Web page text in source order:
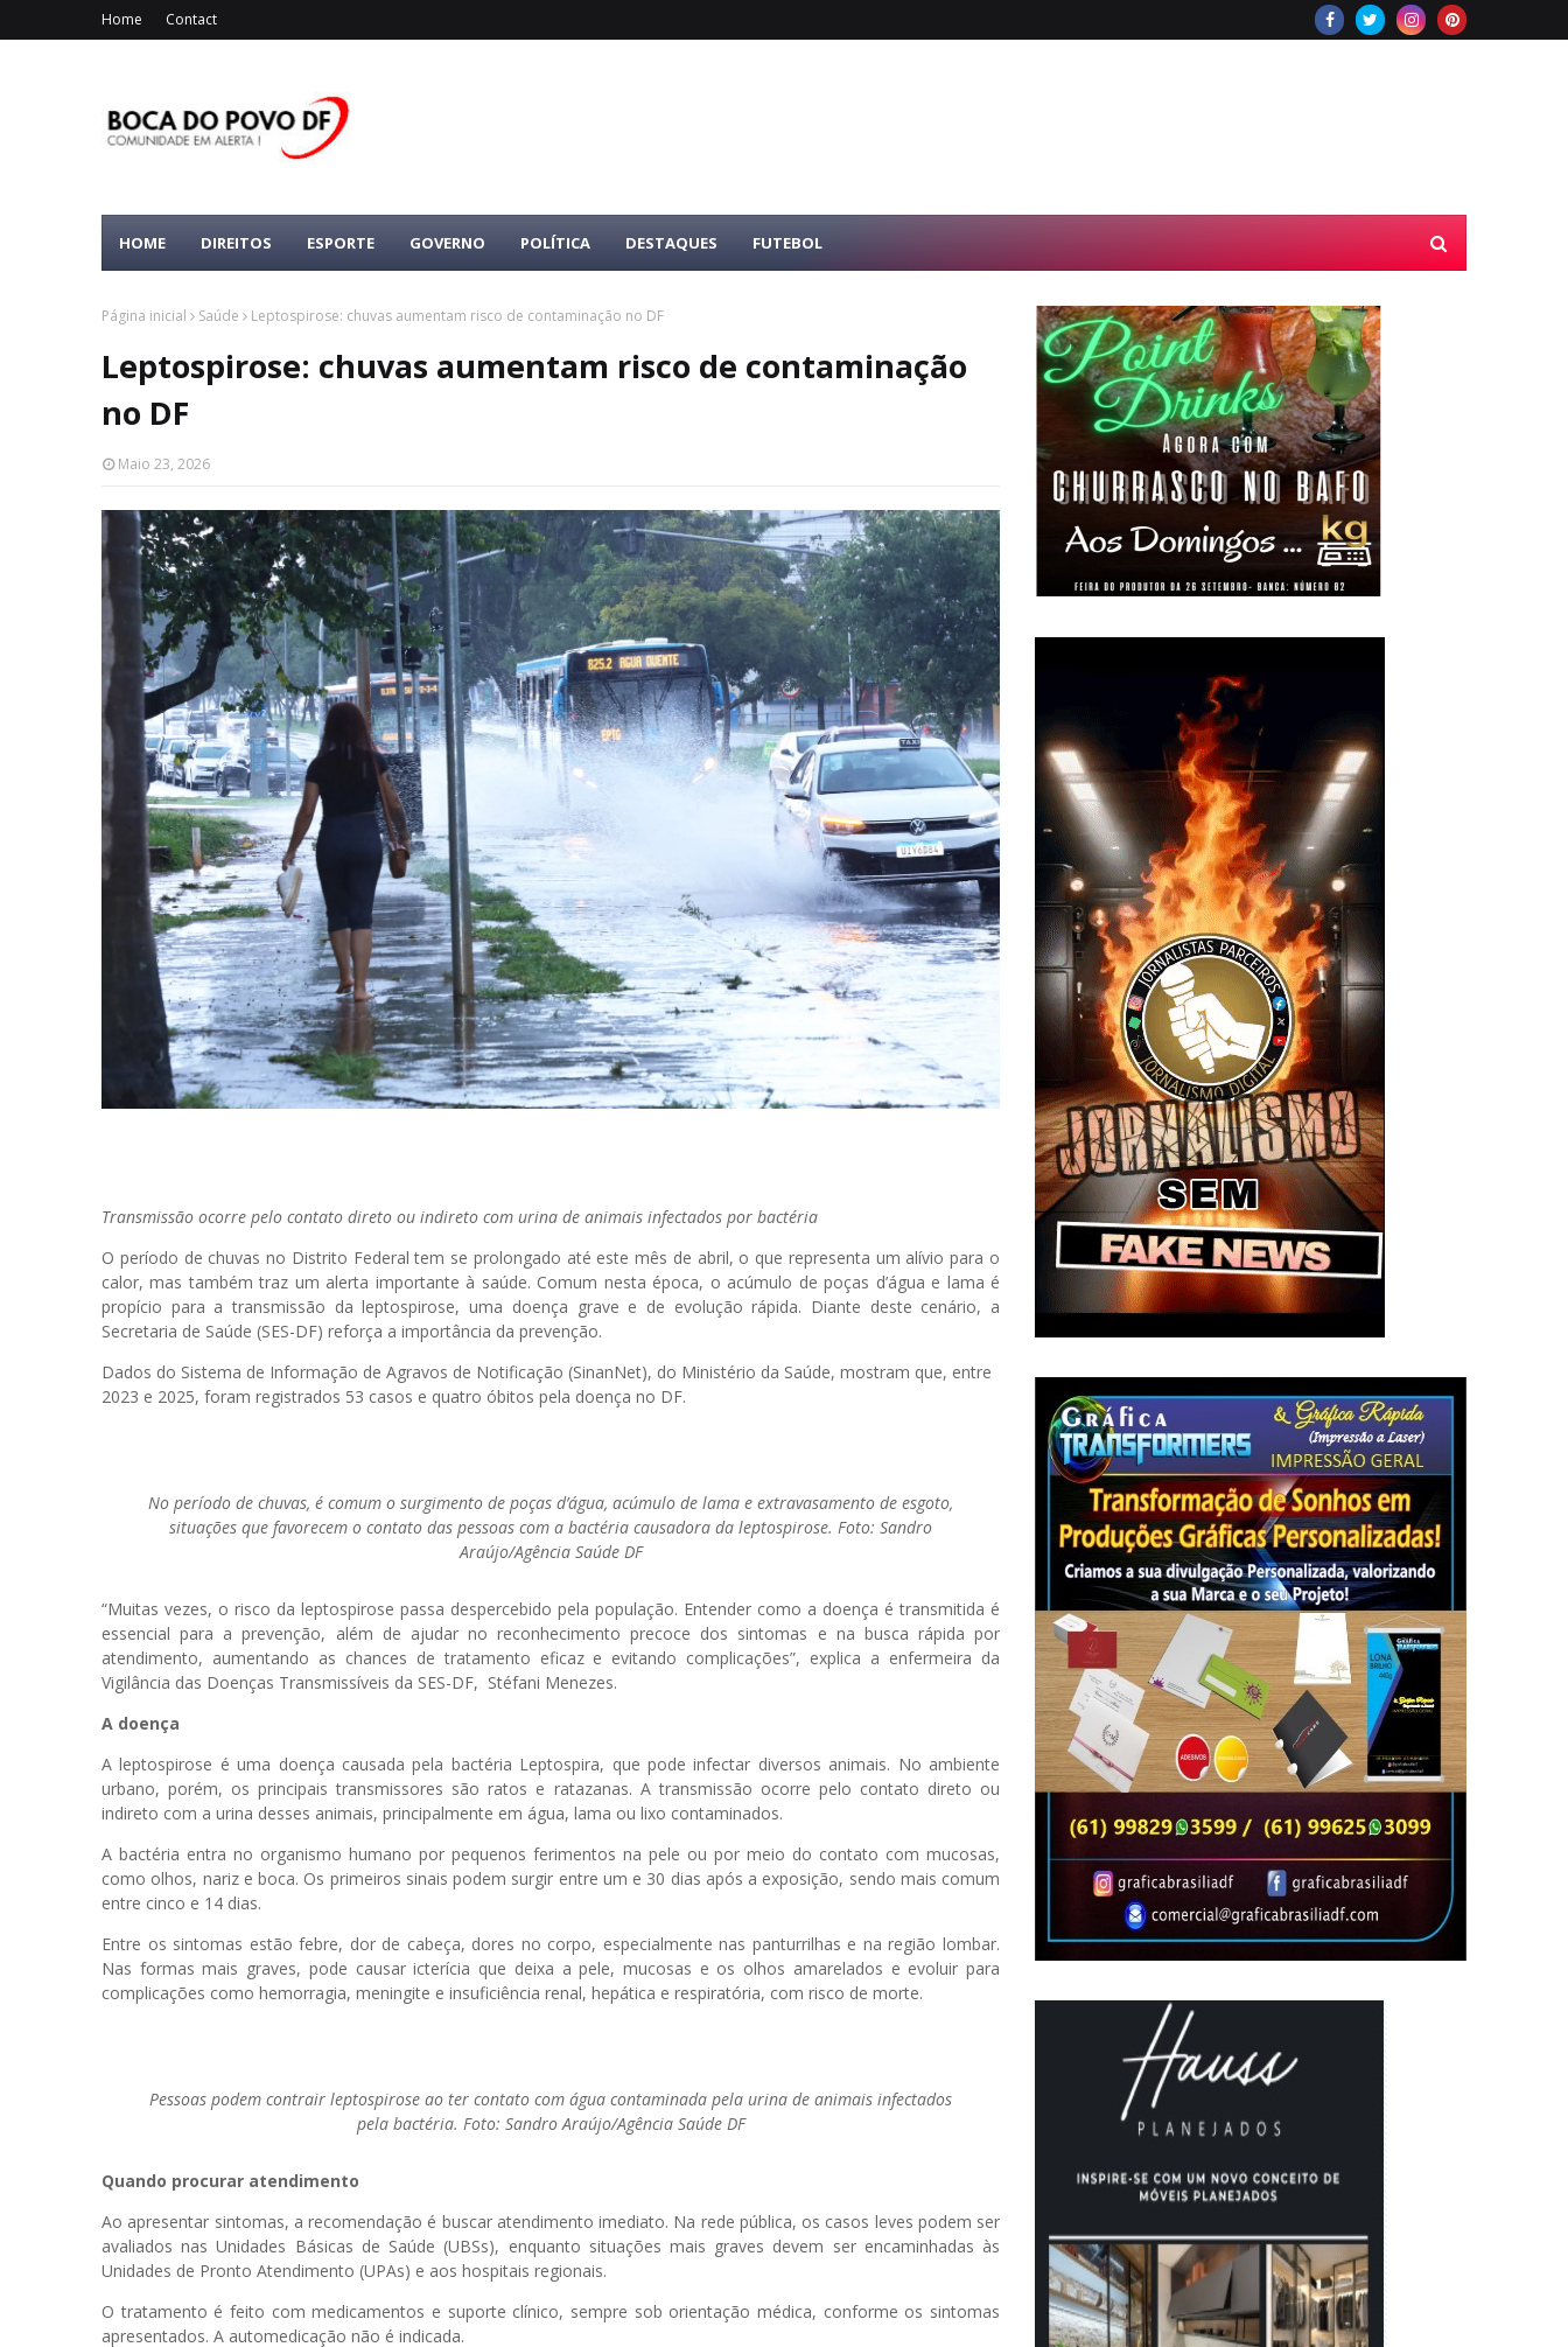
Home Contact
HOME DIREITOS ESPORTE GOVERNO POLÍTICA DESTAQUES FUTEBOL
Página inicial Saúde Leptospirose: chuvas aumentam risco de contaminação no DF
Leptospirose: chuvas aumentam risco de contaminação
no DF
Maio 23, 2026
Transmissão ocorre pelo contato direto ou indireto com urina de animais infectados por bactéria
O período de chuvas no Distrito Federal tem se prolongado até este mês de abril, o que representa um alívio para o
calor, mas também traz um alerta importante à saúde. Comum nesta época, o acúmulo de poças d’água e lama é
propício para a transmissão da leptospirose, uma doença grave e de evolução rápida. Diante deste cenário, a
Secretaria de Saúde (SES-DF) reforça a importância da prevenção.
Dados do Sistema de Informação de Agravos de Notificação (SinanNet), do Ministério da Saúde, mostram que, entre
2023 e 2025, foram registrados 53 casos e quatro óbitos pela doença no DF.
No período de chuvas, é comum o surgimento de poças d’água, acúmulo de lama e extravasamento de esgoto,
situações que favorecem o contato das pessoas com a bactéria causadora da leptospirose. Foto: Sandro
Araújo/Agência Saúde DF
“Muitas vezes, o risco da leptospirose passa despercebido pela população. Entender como a doença é transmitida é
essencial para a prevenção, além de ajudar no reconhecimento precoce dos sintomas e na busca rápida por
atendimento, aumentando as chances de tratamento eficaz e evitando complicações”, explica a enfermeira da
Vigilância das Doenças Transmissíveis da SES-DF, Stéfani Menezes.
A doença
A leptospirose é uma doença causada pela bactéria Leptospira, que pode infectar diversos animais. No ambiente
urbano, porém, os principais transmissores são ratos e ratazanas. A transmissão ocorre pelo contato direto ou
indireto com a urina desses animais, principalmente em água, lama ou lixo contaminados.
A bactéria entra no organismo humano por pequenos ferimentos na pele ou por meio do contato com mucosas,
como olhos, nariz e boca. Os primeiros sinais podem surgir entre um e 30 dias após a exposição, sendo mais comum
entre cinco e 14 dias.
Entre os sintomas estão febre, dor de cabeça, dores no corpo, especialmente nas panturrilhas e na região lombar.
Nas formas mais graves, pode causar icterícia que deixa a pele, mucosas e os olhos amarelados e evoluir para
complicações como hemorragia, meningite e insuficiência renal, hepática e respiratória, com risco de morte.
Pessoas podem contrair leptospirose ao ter contato com água contaminada pela urina de animais infectados
pela bactéria. Foto: Sandro Araújo/Agência Saúde DF
Quando procurar atendimento
Ao apresentar sintomas, a recomendação é buscar atendimento imediato. Na rede pública, os casos leves podem ser
avaliados nas Unidades Básicas de Saúde (UBSs), enquanto situações mais graves devem ser encaminhadas às
Unidades de Pronto Atendimento (UPAs) e aos hospitais regionais.
O tratamento é feito com medicamentos e suporte clínico, sempre sob orientação médica, conforme os sintomas
apresentados. A automedicação não é indicada.